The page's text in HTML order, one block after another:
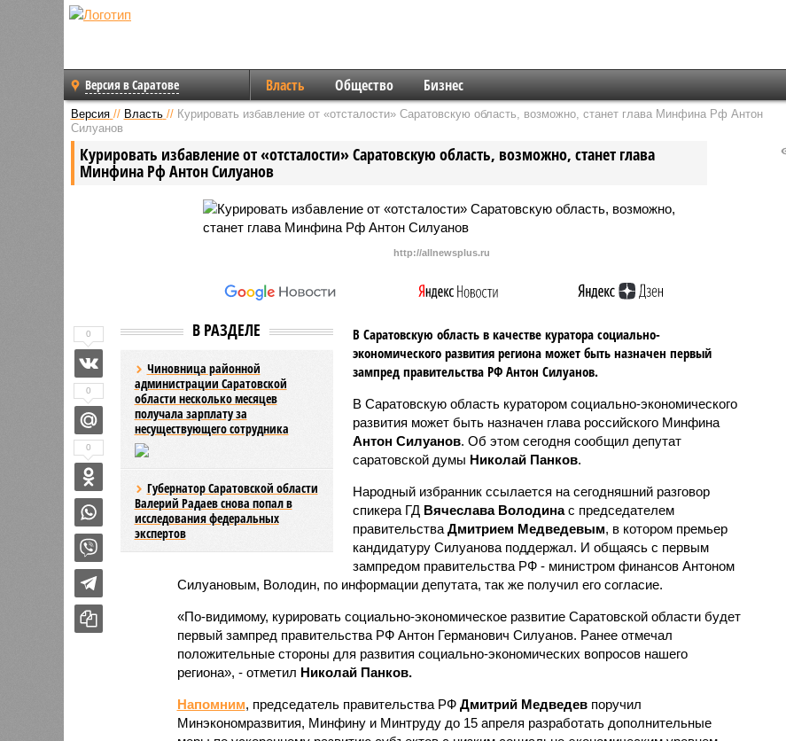
Версия в Саратове Власть Общество Бизнес
Версия // Власть // Курировать избавление от «отсталости» Саратовскую область, возможно, станет глава Минфина Рф Антон
Силуанов
Курировать избавление от «отсталости» Саратовскую область, возможно, станет глава
Минфина Рф Антон Силуанов
http://allnewsplus.ru
В РАЗДЕЛЕ
Чиновница районной
администрации Саратовской
области несколько месяцев
получала зарплату за
несуществующего сотрудника
Губернатор Саратовской области
Валерий Радаев снова попал в
исследования федеральных
экспертов
В Саратовскую область в качестве куратора социально-
экономического развития региона может быть назначен первый
зампред правительства РФ Антон Силуанов.
В Саратовскую область куратором социально-экономического
развития может быть назначен глава российского Минфина
Антон Силуанов. Об этом сегодня сообщил депутат
саратовской думы Николай Панков.
Народный избранник ссылается на сегодняшний разговор
спикера ГД Вячеслава Володинас председателем
правительства Дмитрием Медведевым, в котором премьер
кандидатуру Силуанова поддержал. И общаясь с первым
зампредом правительства РФ - министром финансов Антоном
Силуановым, Володин, по информации депутата, так же получил его согласие.
«По-видимому, курировать социально-экономическое развитие Саратовской области будет
первый зампред правительства РФ Антон Германович Силуанов. Ранее отмечал
положительные стороны для развития социально-экономических вопросов нашего
региона», - отметил Николай Панков.
Напомним, председатель правительства РФ Дмитрий Медведевпоручил
Минэкономразвития, Минфину и Минтруду до 15 апреля разработать дополнительные
0
0
0